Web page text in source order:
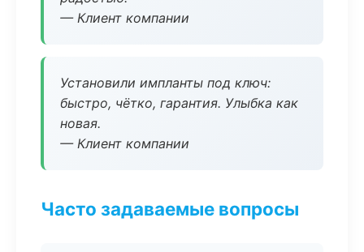
— Клиент компании
Установили импланты под ключ:
быстро, чётко, гарантия. Улыбка как
новая.
— Клиент компании
Часто задаваемые вопросы